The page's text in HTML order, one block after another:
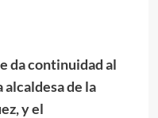
da continuidad al
de la
y el